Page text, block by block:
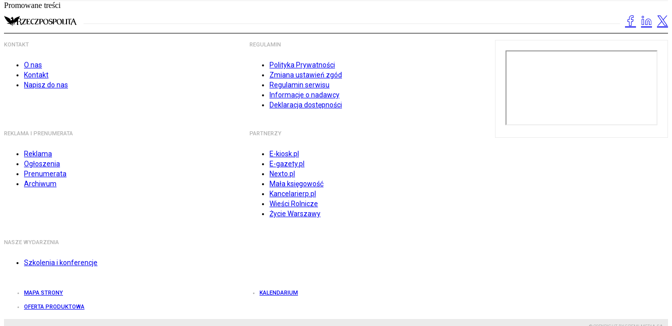
Promowane treści
KONTAKT
O nas
Kontakt
Napisz do nas
REGULAMIN
Polityka Prywatności
Zmiana ustawień zgód
Regulamin serwisu
Informacje o nadawcy
Deklaracja dostępności
REKLAMA I PRENUMERATA
Reklama
Ogłoszenia
Prenumerata
Archiwum
PARTNERZY
E-kiosk.pl
E-gazety.pl
Nexto.pl
Mała księgowość
Kancelarierp.pl
Wieści Rolnicze
Życie Warszawy
NASZE WYDARZENIA
Szkolenia i konferencje
MAPA STRONY KALENDARIUM
OFERTA PRODUKTOWA